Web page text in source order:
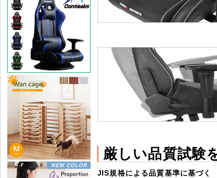
厳しい品質試験
JIS規格による品質基準に基づく